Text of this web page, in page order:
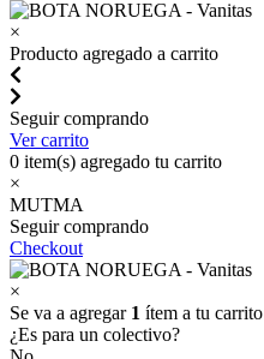
×
Producto agregado a carrito
Seguir comprando
Ver carrito
0 item(s) agregado tu carrito
×
MUTMA
Seguir comprando
Checkout
×
Se va a agregar 1 ítem a tu carrito
¿Es para un colectivo?